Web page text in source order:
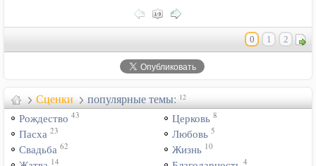
0 1 2
Сценки популярные темы: 12
Рождество 43
Пасха 23
Свадьба 62
14
Церковь 8
Любовь 5
Жизнь 10
4